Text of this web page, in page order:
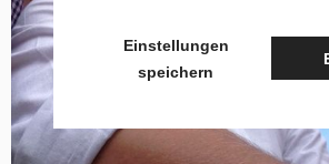
Einstellungen
speichern